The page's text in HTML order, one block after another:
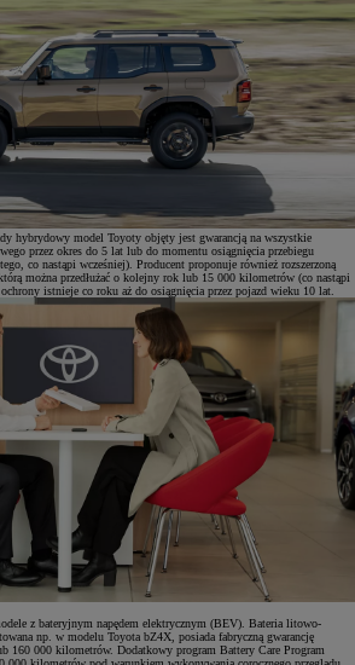
hybrydowy model Toyoty objęty jest gwarancją na wszystkie
przez okres do 5 lat lub do momentu osiągnięcia przebiegu
co nastąpi wcześniej). Producent proponuje również rozszerzoną
można przedłużać o kolejny rok lub 15 000 kilometrów (co nastąpi
istnieje co roku aż do osiągnięcia przez pojazd wieku 10 lat.
z bateryjnym napędem elektrycznym (BEV). Bateria litowo-
np. w modelu Toyota bZ4X, posiada fabryczną gwarancję
160 000 kilometrów. Dodatkowy program Battery Care Program